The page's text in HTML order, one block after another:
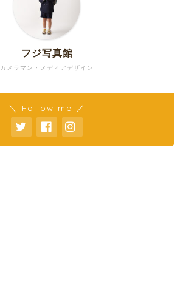
カメラマン・メディアデザイン
フジ写真館
＼ Follow me ／